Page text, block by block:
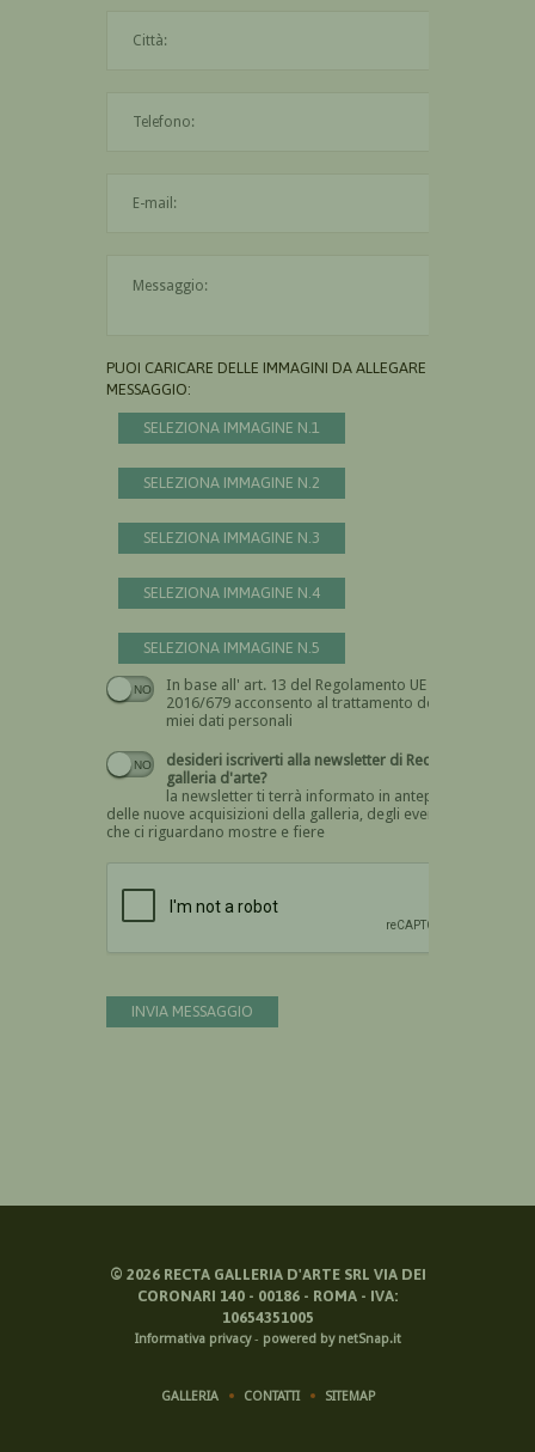
PUOI CARICARE DELLE IMMAGINI DA ALLEGARE AL
MESSAGGIO:
SELEZIONA IMMAGINE N.1
SELEZIONA IMMAGINE N.2
SELEZIONA IMMAGINE N.3
SELEZIONA IMMAGINE N.4
SELEZIONA IMMAGINE N.5
In base all' art. 13 del Regolamento UE n.
2016/679 acconsento al trattamento dei
miei dati personali
Devi dare il consenso
desideri iscriverti alla newsletter di Recta
galleria d'arte?
la newsletter ti terrà informato in anteprima
delle nuove acquisizioni della galleria, degli eventi
che ci riguardano mostre e fiere
INVIA MESSAGGIO
© 2026RECTA GALLERIA D'ARTE SRL VIA DEI
CORONARI 140 - 00186 - ROMA - IVA:
10654351005
Informativa privacy- powered by netSnap.it
GALLERIA CONTATTI SITEMAP